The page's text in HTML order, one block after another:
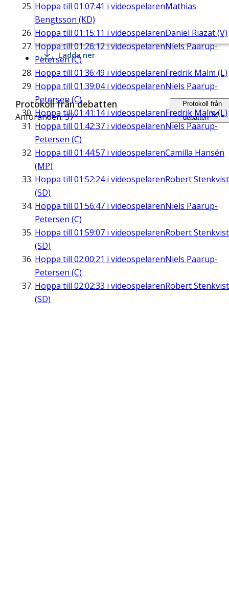
Hoppa till 01:07:41 i videospelarenMathias
Bengtsson (KD)
Hoppa till 01:15:11 i videospelarenDaniel Riazat (V)
Hoppa till01:26:12i videospelarenNiels Paarup-
Petersen (C)
Hoppa till 01:36:49 i videospelarenFredrik Malm (L)
Hoppa till 01:39:04i videospelarenNiels Paarup-
Petersen (C)
Hoppa till01:41:14i videospelarenFredrik Malm (L)
Hoppa till 01:42:37 i videospelarenNiels Paarup-
Petersen (C)
Hoppa till 01:44:57 i videospelarenCamilla Hansén
(MP)
Hoppa till 01:52:24i videospelarenRobert Stenkvist
(SD)
Hoppa till 01:56:47 i videospelarenNiels Paarup-
Petersen (C)
Hoppa till 01:59:07 i videospelarenRobert Stenkvist
(SD)
Hoppa till 02:00:21 i videospelarenNiels Paarup-
Petersen (C)
Hoppa till 02:02:33 i videospelarenRobert Stenkvist
(SD)
Ladda ner
Protokoll från debatten
Anföranden: 37
Protokoll från
debatten